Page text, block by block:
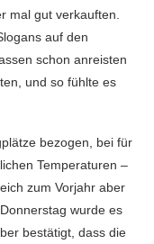
mal gut verkauften.
auf den
schon anreisten
und so fühlte es
bezogen, bei für
Temperaturen –
zum Vorjahr aber
wurde es
bestätigt, dass die